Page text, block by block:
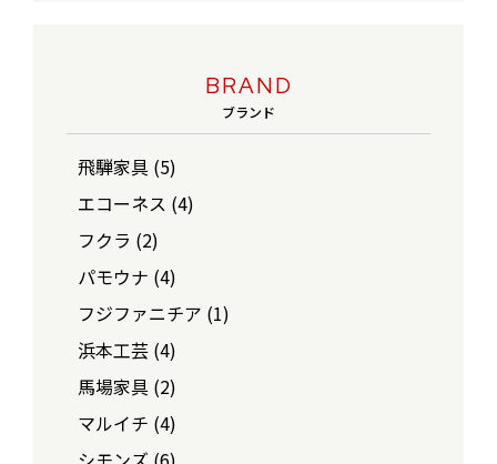
BRAND
ブランド
飛騨家具 (5)
エコーネス (4)
フクラ (2)
パモウナ (4)
フジファニチア (1)
浜本工芸 (4)
馬場家具 (2)
マルイチ (4)